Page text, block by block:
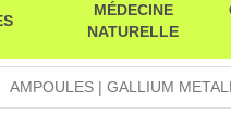
MÉDECINE
NATURELLE
AMPOULES | GALLIUM